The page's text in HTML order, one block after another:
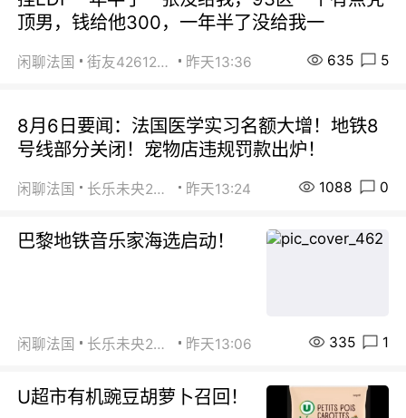
顶男，钱给他300，一年半了没给我一
闲聊法国 街友42612092 昨天13:36 635 5
8月6日要闻：法国医学实习名额大增！地铁8
号线部分关闭！宠物店违规罚款出炉！
闲聊法国 长乐未央2015 昨天13:24 1088 0
巴黎地铁音乐家海选启动！
闲聊法国 长乐未央2015 昨天13:06 335 1
U超市有机豌豆胡萝卜召回！